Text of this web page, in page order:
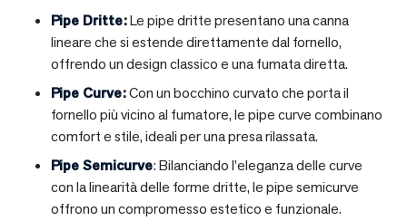
Pipe Dritte:Le pipe dritte presentano una canna
lineare che si estende direttamente dal fornello,
offrendo un design classico e una fumata diretta.
Pipe Curve:Con un bocchino curvato che porta il
fornello più vicino al fumatore, le pipe curve combinano
comfort e stile, ideali per una presa rilassata.
Pipe Semicurve: Bilanciando l’eleganza delle curve
con la linearità delle forme dritte, le pipe semicurve
offrono un compromesso estetico e funzionale.